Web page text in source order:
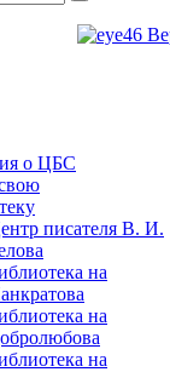
о ЦБС
писателя В. И.
на
на
на